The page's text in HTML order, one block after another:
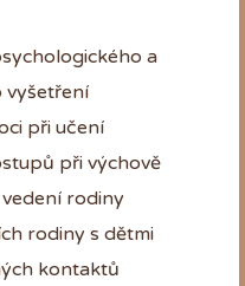
a
vyšetření
při učení
při výchově
rodiny
rodiny s dětmi
kontaktů